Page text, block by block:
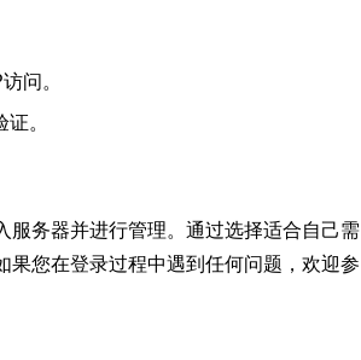
问。
。
服务器并进行管理。通过选择适合自己需
您在登录过程中遇到任何问题，欢迎参